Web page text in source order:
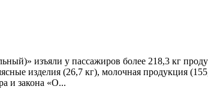
изъяли у пассажиров более 218,3 кг
изделия (26,7 кг), молочная продукция
и закона «О...